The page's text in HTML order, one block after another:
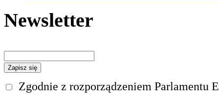
Newsletter
Zgodnie z rozporządzeniem Parlamentu